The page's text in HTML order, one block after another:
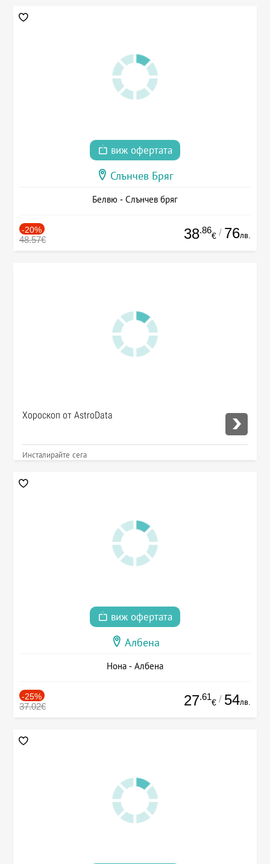
виж офертата
Слънчев Бряг
Белвю - Слънчев бряг
-20%
48.57€ 38.86
€ / 76лв.
Хороскоп от AstroData
Инсталирайте сега
виж офертата
Албена
Нона - Албена
-25%
37.02€ 27.61
€ / 54лв.